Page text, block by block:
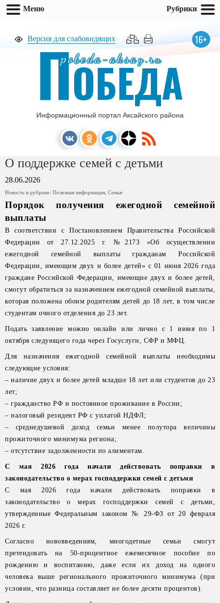
Версия для слабовидящих 16+
pobeda-aksay.ru
ПОБЕДА
Информационный портал Аксайского района
О поддержке семей с детьми
28.06.2026
Новость в рубрике: Полезная информация Семья
Порядок получения ежегодной семейной
выплаты
В соответствии с Постановлением Правительства Российской
Федерации от 27.12.2025 г. №2173 «Об осуществлении
ежегодной семейной выплаты гражданам Российской
Федерации, имеющим двух и более детей» с 01 июня 2026 года
граждане Российской Федерации, имеющие двух и более детей,
смогут обратиться за назначением ежегодной семейной выплаты,
которая положена обоим родителям детей до 18 лет, в том числе
студентам очного отделения до 23 лет.
Подать заявление можно онлайн или лично с 1 июня по 1
октября следующего года через Госуслуги, СФР и МФЦ.
Для назначения ежегодной семейной выплаты необходимы
следующие условия:
– наличие двух и более детей младше 18 лет или студентов до 23
лет;
– гражданство РФ и постоянное проживание в России;
– налоговый резидент РФ с уплатой НДФЛ;
– среднедушевой доход семьи менее полутора величины
прожиточного минимума региона;
– отсутствие задолженности по алиментам.
С мая 2026 года начали действовать поправки в
законодательство о мерах господдержки семей с детьми
С мая 2026 года начали действовать поправки в
законодательство о мерах господдержки семей с детьми,
утвержденные Федеральным законом № 29-ФЗ от 20 февраля
2026 г.
Согласно нововведениям, многодетные семьи смогут
претендовать на 50-процентное ежемесячное пособие по
рождению и воспитанию, даже если их доход на одного
человека выше регионального прожиточного минимума (при
условии, что разница составляет не более десяти процентов).
Меню Рубрики